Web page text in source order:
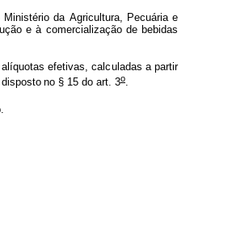
Ministério da Agricultura, Pecuária e
ção e à comercialização de bebidas
alíquotas efetivas, calculadas a partir
disposto no § 15 do art. 3o.